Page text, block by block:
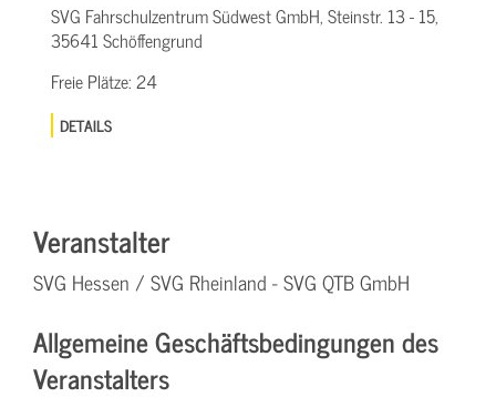
SVG Fahrschulzentrum Südwest GmbH, Steinstr. 13 - 15,
35641 Schöffengrund
Freie Plätze:24
DETAILS
Veranstalter
SVG Hessen / SVG Rheinland - SVG QTB GmbH
Allgemeine Geschäftsbedingungen des
Veranstalters